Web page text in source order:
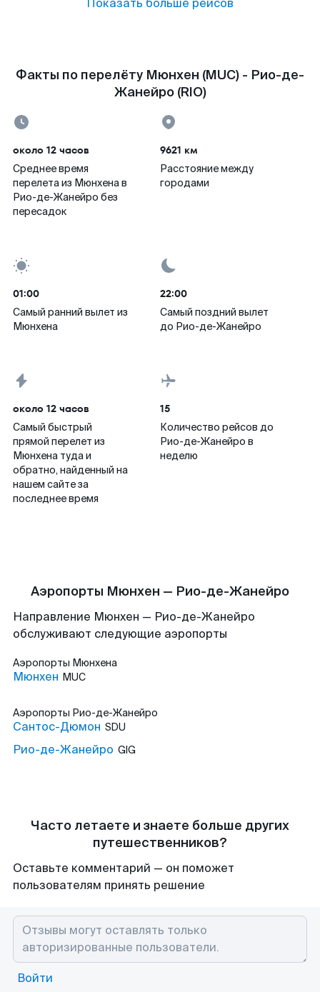
Показать больше рейсов
Факты по перелёту Мюнхен (MUC) - Рио-де-
Жанейро (RIO)
около 12 часов
Среднее время
перелета из Мюнхена в
Рио-де-Жанейро без
пересадок
9621 км
Расстояние между
городами
01:00
Самый ранний вылет из
Мюнхена
22:00
Самый поздний вылет
до Рио-де-Жанейро
около 12 часов
Самый быстрый
прямой перелет из
Мюнхена туда и
обратно, найденный на
нашем сайте за
последнее время
15
Количество рейсов до
Рио-де-Жанейро в
неделю
Аэропорты Мюнхен — Рио-де-Жанейро
Направление Мюнхен — Рио-де-Жанейро
обслуживают следующие аэропорты
Аэропорты Мюнхена
Мюнхен MUC
Аэропорты Рио-де-Жанейро
Сантос-Дюмон SDU
Рио-де-Жанейро GIG
Часто летаете и знаете больше других
путешественников?
Оставьте комментарий — он поможет
пользователям принять решение
Войти